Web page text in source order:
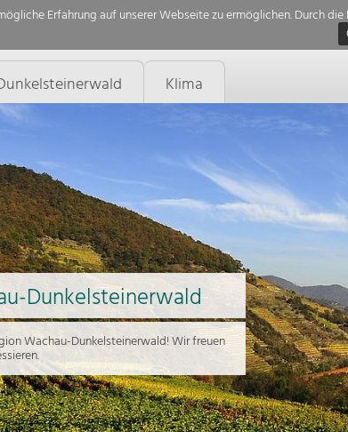
Erfahrung auf unserer Webseite zu ermöglichen. Durch
Klima
Dunkelsteinerwald
Wachau-Dunkelsteinerwald! Wir freuen